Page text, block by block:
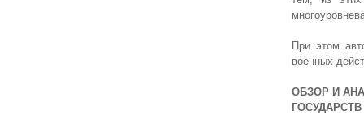
При этом
военных
ОБЗОР И
ГОСУДАРСТВ